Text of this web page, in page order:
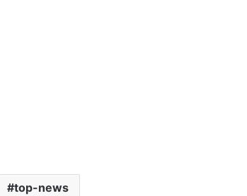
top-news